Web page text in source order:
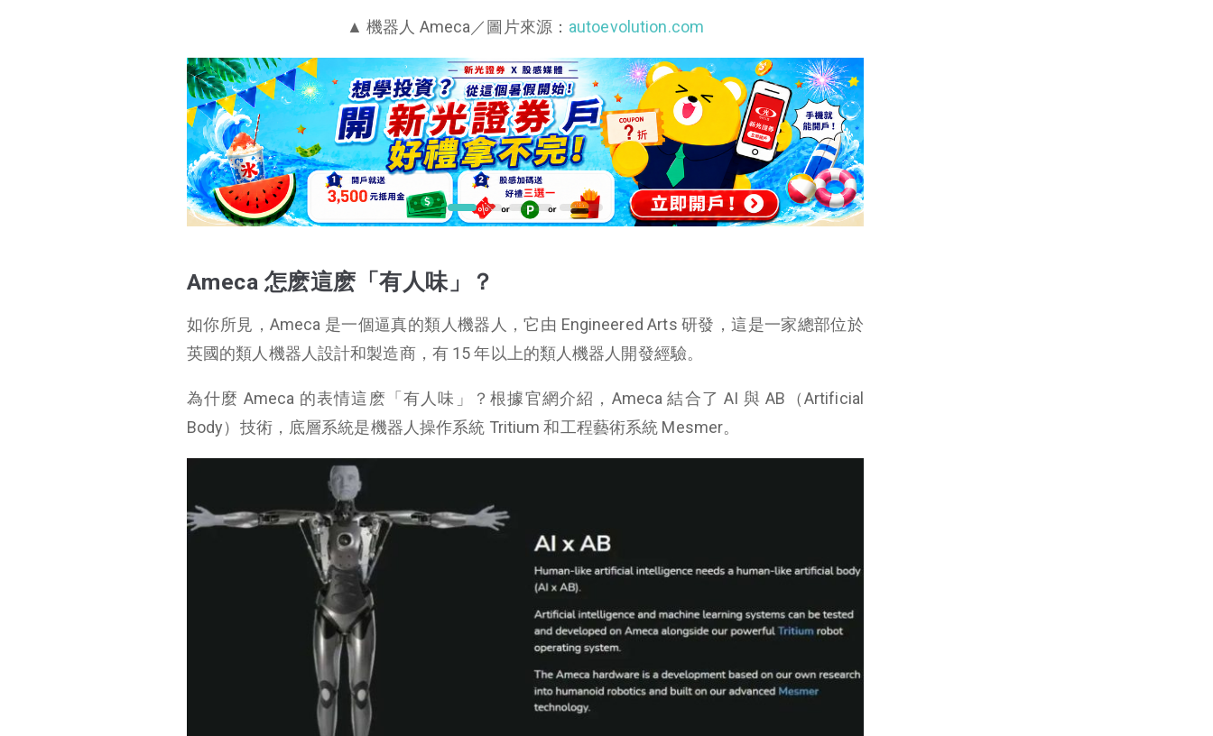
▲ 機器人 Ameca／圖片來源： autoevolution.com
Ameca 怎麽這麽「有人味」？
如你所見，Ameca 是一個逼真的類人機器人，它由 Engineered Arts 研發，這是一家總部位於
英國的類人機器人設計和製造商，有 15 年以上的類人機器人開發經驗。
為什麼 Ameca 的表情這麽「有人味」？根據官網介紹，Ameca 結合了 AI 與 AB（Artificial
Body）技術，底層系統是機器人操作系統 Tritium 和工程藝術系統 Mesmer。